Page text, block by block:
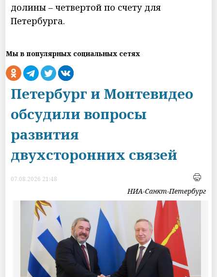
долины – четвертой по счету для
Петербурга.
Мы в популярных социальных сетях
Петербург и Монтевидео
обсудили вопросы
развития
двухсторонних связей
07.08.2026 21:48
НИА-Санкт-Петербург